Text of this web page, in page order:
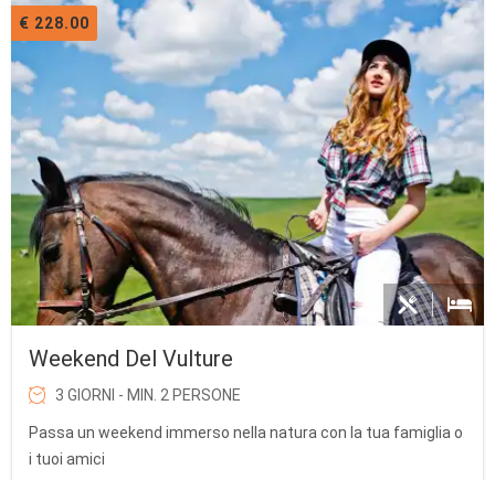
€ 228.00
Weekend Del Vulture
3 GIORNI - MIN. 2 PERSONE
Passa un weekend immerso nella natura con la tua famiglia o
i tuoi amici